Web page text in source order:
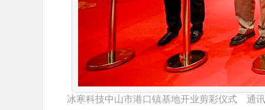
冰寒科技中山市港口镇基地开业剪彩仪式 通